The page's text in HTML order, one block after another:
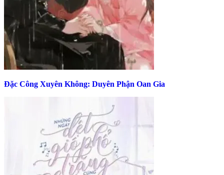
Đặc Công Xuyên Không: Duyên Phận Oan Gia